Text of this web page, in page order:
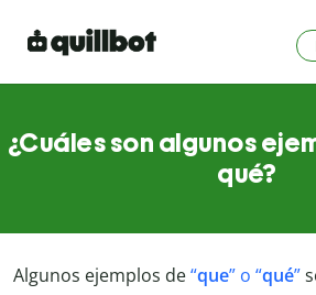
¿Cuáles son algunos
qué?
Algunos ejemplos de“que” o “qué”